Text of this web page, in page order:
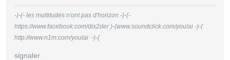
-)-(- les multitudes n'ont pas d'horizon -)-(-
https://www.facebook.com/dix2der )-(www.soundclick.com/youlai -)-(
http://www.n1m.com/youlai -)-(
signaler